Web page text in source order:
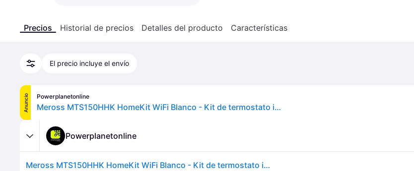
Precios Historial de precios Detalles del producto Características
El precio incluye el envío
Anuncio Powerplanetonline
Meross MTS150HHK HomeKit WiFi Blanco - Kit de termostato inteligente y Hub
Powerplanetonline
Meross MTS150HHK HomeKit WiFi Blanco - Kit de termostato inteligente y Hub